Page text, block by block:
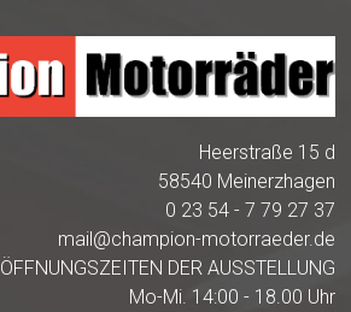
Heerstraße 15 d
58540 Meinerzhagen
0 23 54 - 7 79 27 37
mail@champion-motorraeder.de
ÖFFNUNGSZEITEN DER AUSSTELLUNG
Mo-Mi. 14:00 - 18.00 Uhr